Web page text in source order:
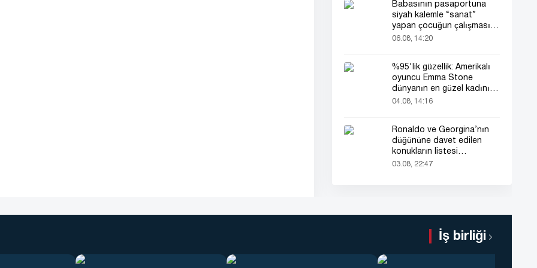
Babasının pasaportuna
siyah kalemle “sanat”
yapan çocuğun çalışması
herkesin dikkatini çekti
06.08, 14:20
%95'lik güzellik: Amerikalı
oyuncu Emma Stone
dünyanın en güzel kadını
seçildi!
04.08, 14:16
Ronaldo ve Georgina’nın
düğününe davet edilen
konukların listesi
gündemde
03.08, 22:47
İş birliği